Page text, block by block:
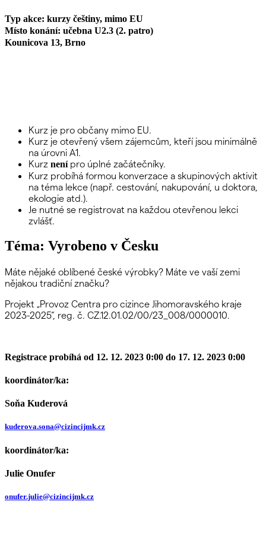
Typ akce: kurzy češtiny, mimo EU
Místo konání: učebna U2.3 (2. patro)
Kounicova 13, Brno
Kurz je pro občany mimo EU.
Kurz je otevřený všem zájemcům, kteří jsou minimálně
na úrovni A1.
Kurz nenípro úplné začátečníky.
Kurz probíhá formou konverzace a skupinových aktivit
na téma lekce (např. cestování, nakupování, u doktora,
ekologie atd.).
Je nutné se registrovat na každou otevřenou lekci
zvlášť.
Téma: Vyrobeno v Česku
Máte nějaké oblíbené české výrobky? Máte ve vaší zemi
nějakou tradiční značku?
Projekt „Provoz Centra pro cizince Jihomoravského kraje
2023-2025“, reg. č. CZ.12.01.02/00/23_008/0000010.
Registrace probíhá od 12. 12. 2023 0:00 do 17. 12. 2023 0:00
koordinátor/ka:
Soňa Kuderová
kuderova.sona@cizincijmk.cz
koordinátor/ka:
Julie Onufer
onufer.julie@cizincijmk.cz